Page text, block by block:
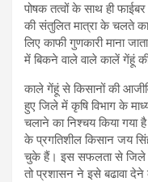
पोषक तत्वों के साथ ही
की संतुलित मात्रा के चलते
लिए काफी गुणकारी माना
में बिकने वाले वाले कालें गेंहूं की
काले गेंहूं से किसानों की
हुए जिले में कृषि विभाग के
चलाने का निश्चय किया गया
के प्रगतिशील किसान जय
चुके हैं। इस सफलता से जिले
तो प्रशासन ने इसे बढावा